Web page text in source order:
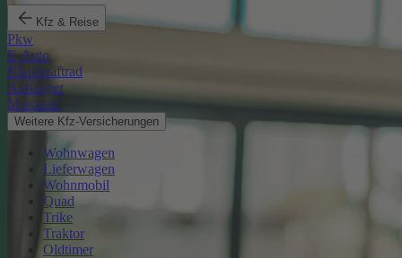
Kfz & Reise
Pkw
E-Auto
Kleinkraftrad
Anhänger
Motorrad
Weitere Kfz-Versicherungen
Wohnwagen
Lieferwagen
Wohnmobil
Quad
Trike
Traktor
Oldtimer